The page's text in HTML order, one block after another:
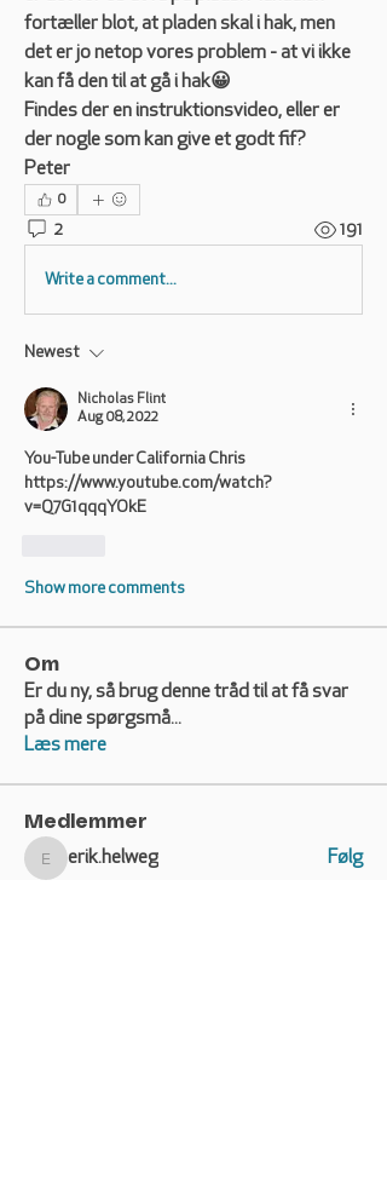
fortæller blot, at pladen skal i hak, men
det er jo netop vores problem - at vi ikke
kan få den til at gå i hak😀
Findes der en instruktionsvideo, eller er
der nogle som kan give et godt fif?
Peter
0
2 191
Write a comment...
Newest
Nicholas Flint
Aug 08, 2022
You-Tube under California Chris
https://www.youtube.com/watch?
v=Q7G1qqqYOkE
Show more comments
Om
Er du ny, så brug denne tråd til at få svar
på dine spørgsmå...
Læs mere
Medlemmer
erik.helweg
erik.helweg Følg